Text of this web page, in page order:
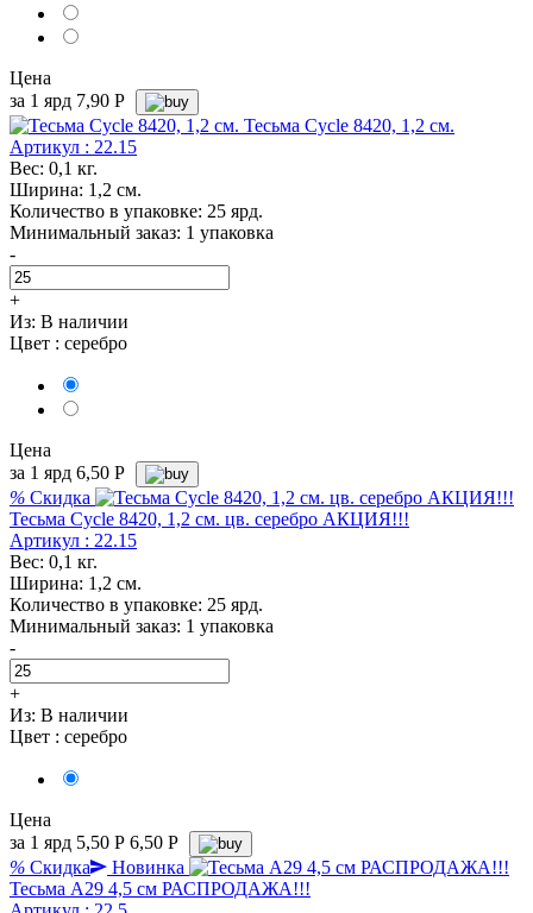
Цена
за 1 ярд 7,90 Р
Тесьма Cycle 8420, 1,2 см.
Артикул : 22.15
Вес: 0,1 кг.
Ширина: 1,2 см.
Количество в упаковке: 25 ярд.
Минимальный заказ: 1 упаковка
-
+
Из: В наличии
Цвет : серебро
Цена
за 1 ярд 6,50 Р
% Скидка
Тесьма Cycle 8420, 1,2 см. цв. серебро АКЦИЯ!!!
Артикул : 22.15
Вес: 0,1 кг.
Ширина: 1,2 см.
Количество в упаковке: 25 ярд.
Минимальный заказ: 1 упаковка
-
+
Из: В наличии
Цвет : серебро
Цена
за 1 ярд 5,50 Р 6,50 P
% Скидка
Новинка
Тесьма А29 4,5 см РАСПРОДАЖА!!!